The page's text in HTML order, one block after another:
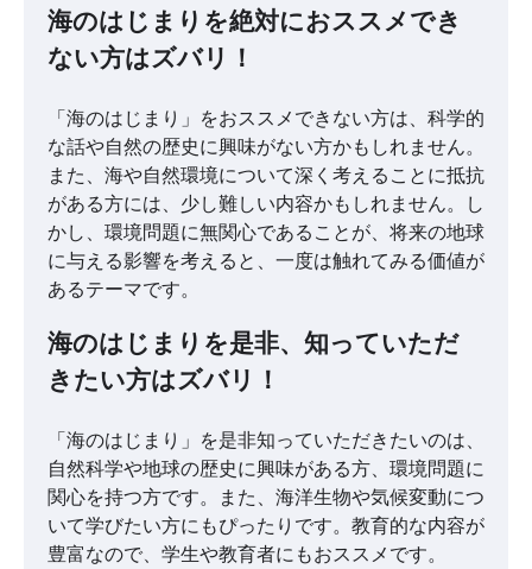
海のはじまりを絶対におススメでき
ない方はズバリ！
「海のはじまり」をおススメできない方は、科学的
な話や自然の歴史に興味がない方かもしれません。
また、海や自然環境について深く考えることに抵抗
がある方には、少し難しい内容かもしれません。し
かし、環境問題に無関心であることが、将来の地球
に与える影響を考えると、一度は触れてみる価値が
あるテーマです。
海のはじまりを是非、知っていただ
きたい方はズバリ！
「海のはじまり」を是非知っていただきたいのは、
自然科学や地球の歴史に興味がある方、環境問題に
関心を持つ方です。また、海洋生物や気候変動につ
いて学びたい方にもぴったりです。教育的な内容が
豊富なので、学生や教育者にもおススメです。